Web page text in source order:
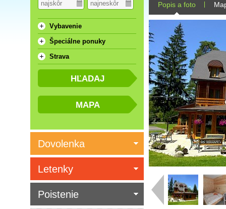
Popis a foto
Vybavenie
Špeciálne ponuky
Strava
Dovolenka
Letenky
Poistenie